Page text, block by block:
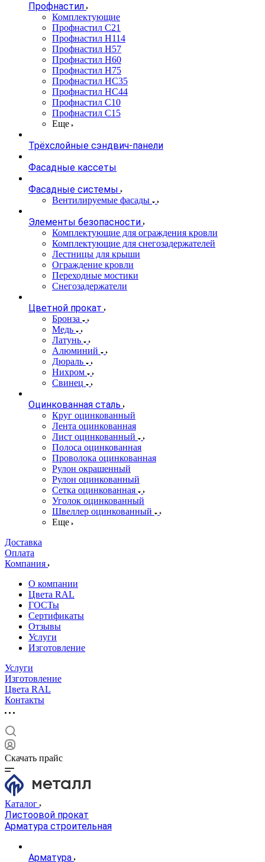
Профнастил
Комплектующие
Профнастил C21
Профнастил Н114
Профнастил Н57
Профнастил Н60
Профнастил Н75
Профнастил НС35
Профнастил НС44
Профнастил С10
Профнастил С15
Еще
Трёхслойные сэндвич-панели
Фасадные кассеты
Фасадные системы
Вентилируемые фасады
Элементы безопасности
Комплектующие для ограждения кровли
Комплектующие для снегозадержателей
Лестницы для крыши
Ограждение кровли
Переходные мостики
Снегозадержатели
Цветной прокат
Бронза
Медь
Латунь
Алюминий
Дюраль
Нихром
Свинец
Оцинкованная сталь
Круг оцинкованный
Лента оцинкованная
Лист оцинкованный
Полоса оцинкованная
Проволока оцинкованная
Рулон окрашенный
Рулон оцинкованный
Сетка оцинкованная
Уголок оцинкованный
Швеллер оцинкованный
Еще
Доставка
Оплата
Компания
О компании
Цвета RAL
ГОСТы
Сертификаты
Отзывы
Услуги
Изготовление
Услуги
Изготовление
Цвета RAL
Контакты
Скачать прайс
Каталог
Листоовой прокат
Арматура строительная
Арматура